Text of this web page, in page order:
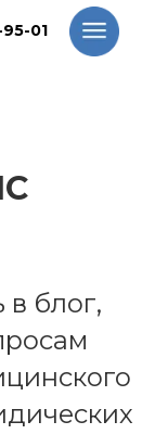
01
01
блог,